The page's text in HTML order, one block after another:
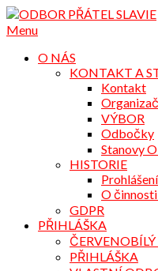
Přejdi
na
Menu
O NÁS
KONTAKT A
Kontakt
VÝBOR
Odbočky
Stanovy
HISTORIE
O
GDPR
PŘIHLÁŠKA
PŘIHLÁŠKA